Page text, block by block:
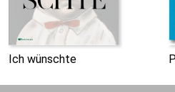
Ich wünschte